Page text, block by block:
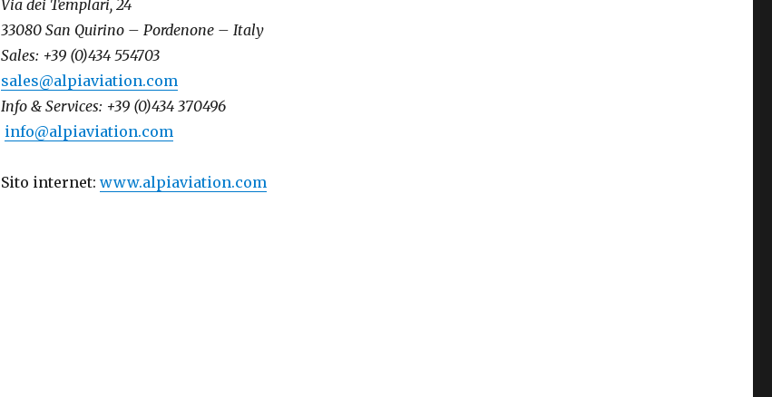
Via dei Templari, 24
33080 San Quirino – Pordenone – Italy
Sales: +39 (0)434 554703
sales@alpiaviation.com
Info & Services: +39 (0)434 370496
info@alpiaviation.com
Sito internet:www.alpiaviation.com